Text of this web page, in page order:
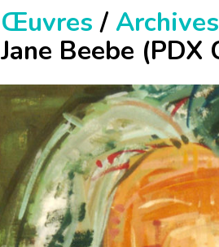
Œuvres /Archives
Jane Beebe (PDX